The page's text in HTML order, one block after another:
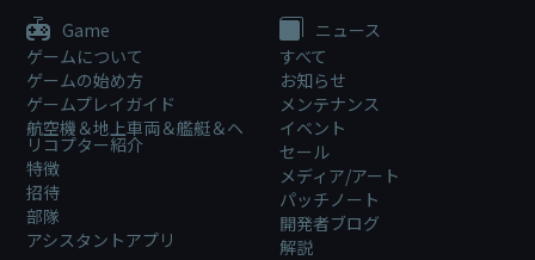
Game
ゲームについて
ゲームの始め方
ゲームプレイガイド
航空機＆地上車両＆艦艇＆ヘ
リコプター紹介
特徴
招待
部隊
アシスタントアプリ
ニュース
すべて
お知らせ
メンテナンス
イベント
セール
メディア/アート
パッチノート
開発者ブログ
解説